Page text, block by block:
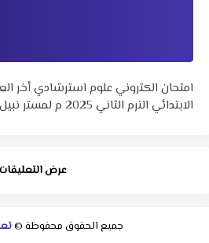
امتحان الكتروني علوم استرشادي أخر
الابتدائي الترم الثاني 2025 م لمستر نبيل التميمي
عرض التعليقات
جميع الحقوق محفوظة ©